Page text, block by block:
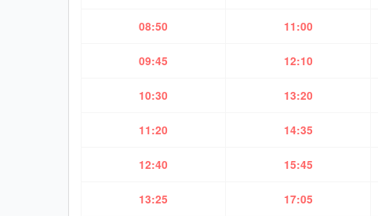
08:50 11:00
09:45 12:10
10:30 13:20
11:20 14:35
12:40 15:45
13:25 17:05